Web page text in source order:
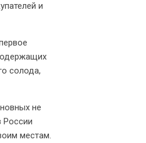
и
солода,
не
России
местам.